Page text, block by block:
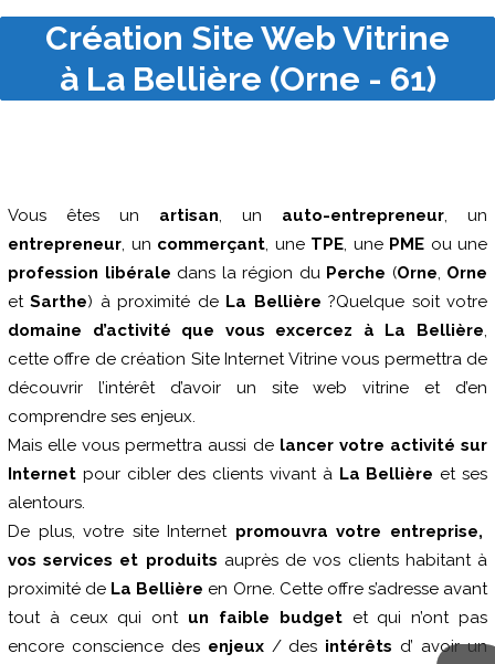
Création Site Web Vitrine
à La Bellière (Orne - 61)
Vous êtes un artisan, un auto-entrepreneur, un
entrepreneur, un commerçant, une TPE, une PME ou une
profession libérale dans la région du Perche (Orne, Orne
etSarthe) à proximité de La Bellière ?Quelque soit votre
domaine d’activité que vous excercez à La Bellière,
cette offre de création Site Internet Vitrine vous permettra de
découvrir l’intérêt d’avoir un site web vitrine et d’en
comprendre ses enjeux.
Mais elle vous permettra aussi de lancer votre activité sur
Internet pour cibler des clients vivant à La Bellière et ses
alentours.
De plus, votre site Internet promouvra votre entreprise,
vos services et produits auprès de vos clients habitant à
proximité de La Bellière en Orne. Cette offre s’adresse avant
tout à ceux qui ont un faible budgetet qui n’ont pas
encore conscience des enjeux/ des intérêts d’ avoir un